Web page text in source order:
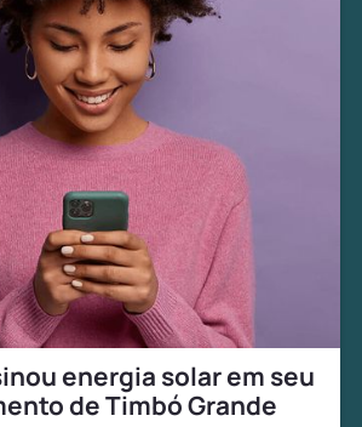
energia solar em seu
de Timbó Grande